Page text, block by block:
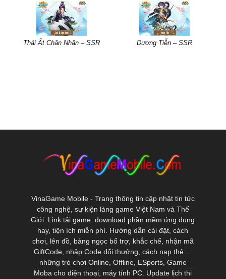
Thái Ất Chân Nhân – SSR Dương Tiễn – SSR
VinaGame Mobile - Trang thông tin cập nhật tin tức
công nghệ, sự kiện làng game Việt Nam và Thế
Giới. Link tải game, download phần mềm ứng dụng
hay, tiện ích miễn phí. Hướng dẫn cài đặt, cách
chơi, lên đồ, bảng ngọc bổ trợ, khắc chế, nhận mã
GiftCode, nhập Code đổi thưởng, cách nạp thẻ ...
những trò chơi Online, Offline, ESports, Game
Moba cho điện thoại, máy tính PC. Update lịch thi